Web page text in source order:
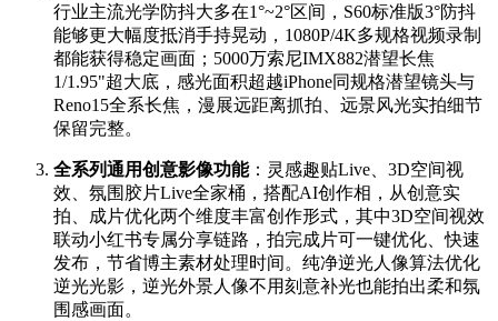
行业主流光学防抖大多在1°~2°区间，S60标准版3°防抖
能够更大幅度抵消手持晃动，1080P/4K多规格视频录制
都能获得稳定画面；5000万索尼IMX882潜望长焦
1/1.95"超大底，感光面积超越iPhone同规格潜望镜头与
Reno15全系长焦，漫展远距离抓拍、远景风光实拍细节
保留完整。
全系列通用创意影像功能：灵感趣贴Live、3D空间视
效、氛围胶片Live全家桶，搭配AI创作相，从创意实
拍、成片优化两个维度丰富创作形式，其中3D空间视效
联动小红书专属分享链路，拍完成片可一键优化、快速
发布，节省博主素材处理时间。纯净逆光人像算法优化
逆光光影，逆光外景人像不用刻意补光也能拍出柔和氛
围感画面。